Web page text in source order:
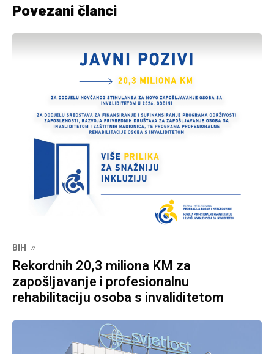
Povezani članci
BIH
Rekordnih 20,3 miliona KM za
zapošljavanje i profesionalnu
rehabilitaciju osoba s invaliditetom